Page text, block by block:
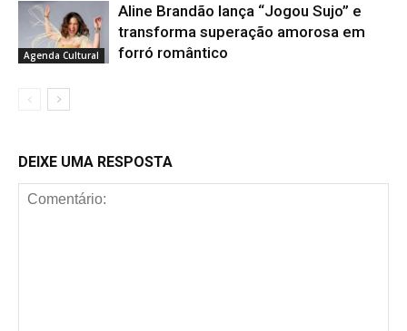
Agenda Cultural
Aline Brandão lança “Jogou Sujo” e
transforma superação amorosa em
forró romântico
DEIXE UMA RESPOSTA